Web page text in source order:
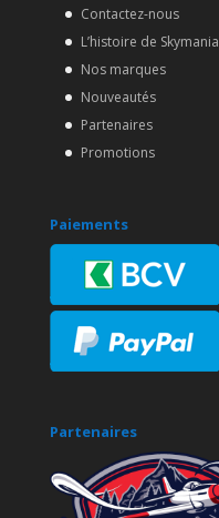
Contactez-nous
L’histoire de Skymania
Nos marques
Nouveautés
Partenaires
Promotions
Paiements
Partenaires